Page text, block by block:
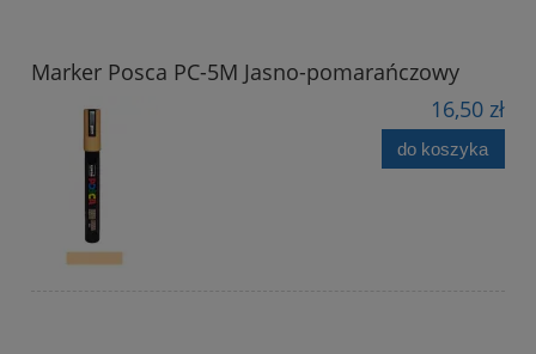
Marker Posca PC-5M Jasno-pomarańczowy
16,50 zł
do koszyka